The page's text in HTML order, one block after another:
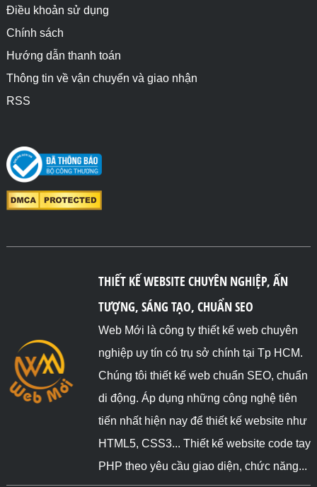
Điều khoản sử dụng
Chính sách
Hướng dẫn thanh toán
Thông tin về vận chuyển và giao nhận
RSS
THIẾT KẾ WEBSITE CHUYÊN NGHIỆP, ẤN
TƯỢNG, SÁNG TẠO, CHUẨN SEO
Web Mới là công ty thiết kế web chuyên
nghiệp uy tín có trụ sở chính tại Tp HCM.
Chúng tôi thiết kế web chuẩn SEO, chuẩn
di động. Áp dụng những công nghệ tiên
tiến nhất hiện nay để thiết kế website như
HTML5, CSS3... Thiết kế website code tay
PHP theo yêu cầu giao diện, chức năng...